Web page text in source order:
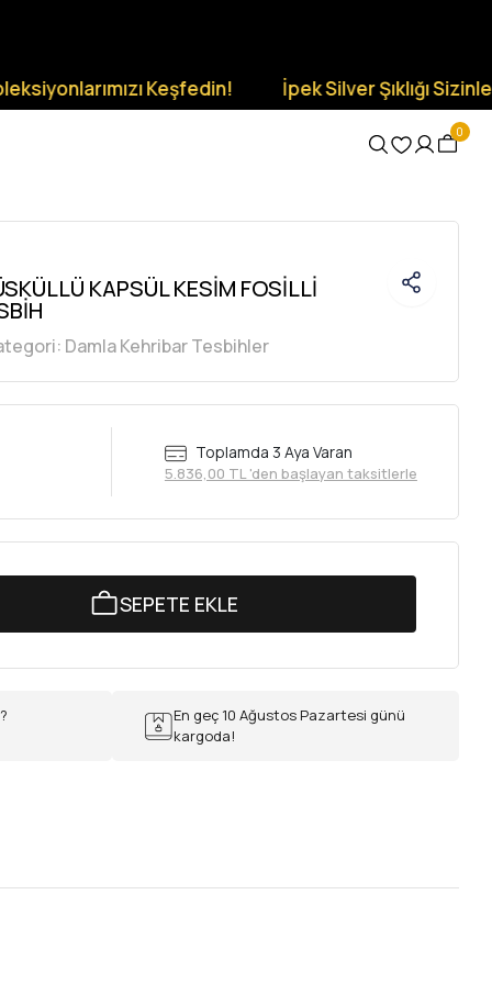
Keşfedin! İpek Silver Şıklığı Sizinle Olsun.
0
KAPSÜL KESİM FOSİLLİ
Damla Kehribar Tesbihler
Toplamda 3 Aya Varan
5.836,00 TL 'den başlayan taksitlerle
SEPETE EKLE
En geç 10 Ağustos Pazartesi günü
kargoda!